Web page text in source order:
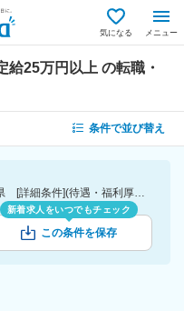
気になる メニュー
給25万円以上 の転職・
条件で並び替え
[職種]バックオフィス [勤務地]神奈川県 [詳細条件](待遇・福利厚生)固定給25万円以上
新着求人をいつでもチェック
この条件を保存